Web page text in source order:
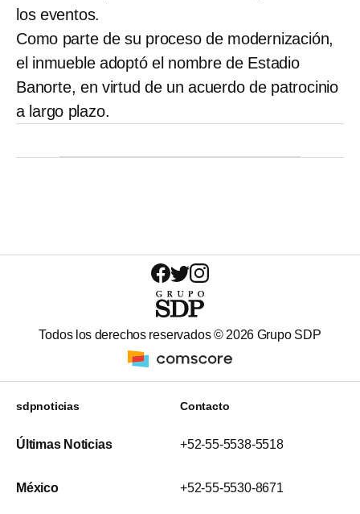
los eventos.
Como parte de su proceso de modernización,
el inmueble adoptó el nombre de Estadio
Banorte, en virtud de un acuerdo de patrocinio
a largo plazo.
Todos los derechos reservados © 2026 Grupo SDP
sdpnoticias
Últimas Noticias
México
Contacto
+52-55-5538-5518
+52-55-5530-8671